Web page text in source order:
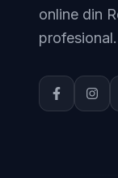
online din
profesional.